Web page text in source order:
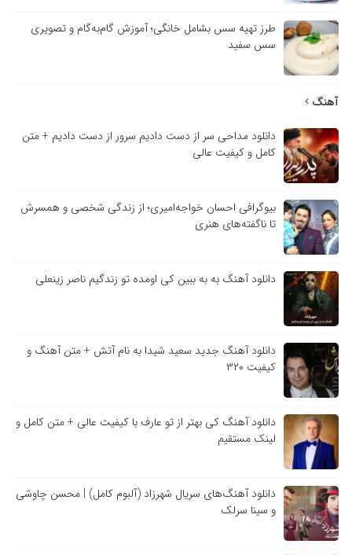
طرز تهیه سس بشامل خانگی؛ آموزش گام‌به‌گام و تصویری
سس سفید
آهنگ
دانلود مداحی سر از دست دادیم سرور از دست دادیم + متن
کامل و کیفیت عالی
بیوگرافی احسان خواجه‌امیری؛ از زندگی شخصی و همسرش
تا ناگفته‌های هنری
دانلود آهنگ به به ببین کی اومده تو زندگیم ناصر زینعلی
دانلود آهنگ جدید سعید شیدا به نام آتش + متن آهنگ و
کیفیت ۳۲۰
دانلود آهنگ کی بهتر از تو عارف با کیفیت عالی + متن کامل و
لینک مستقیم
دانلود آهنگ‌های سریال شهرزاد (آلبوم کامل) | محسن چاوشی
و سینا سرلک